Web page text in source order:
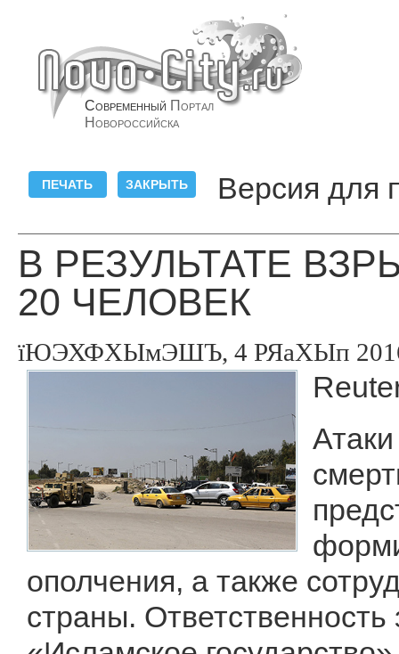
Современный Портал
Новороссийска
Версия для
В РЕЗУЛЬТАТЕ
20 ЧЕЛОВЕК
їЮЭХФХЫмЭШЪ, 4 РЯаХЫп
ополчения, а также
страны.